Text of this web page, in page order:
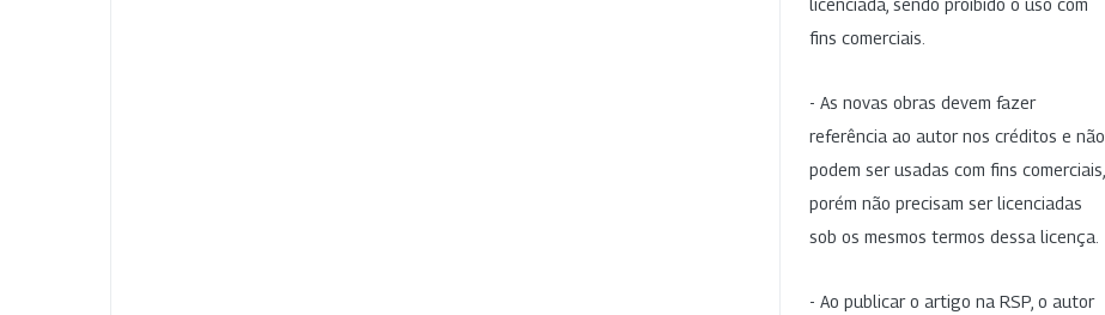
licenciada, sendo proibido o uso com
fins comerciais.
- As novas obras devem fazer
referência ao autor nos créditos e não
podem ser usadas com fins comerciais,
porém não precisam ser licenciadas
sob os mesmos termos dessa licença.
- Ao publicar o artigo na RSP, o autor